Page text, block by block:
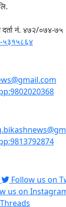
दर्ता नं. ४७२/०७४-७५
५३१५८६४
Follow us on
us on